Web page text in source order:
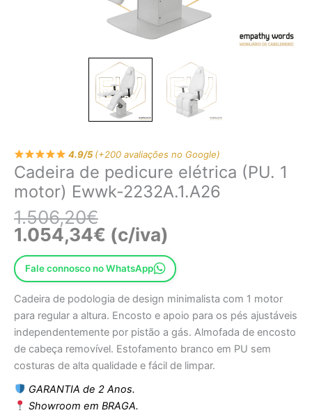
4.9/5(+200 avaliações no Google)
Cadeira de pedicure elétrica (PU. 1
motor) Ewwk-2232A.1.A26
1.506,20€
1.054,34€ (c/iva)
Fale connosco no WhatsApp
Cadeira de podologia de design minimalista com 1 motor
para regular a altura. Encosto e apoio para os pés ajustáveis
​​independentemente por pistão a gás. Almofada de encosto
de cabeça removível. Estofamento branco em PU sem
costuras de alta qualidade e fácil de limpar.
GARANTIA de 2 Anos.
Showroom em BRAGA.